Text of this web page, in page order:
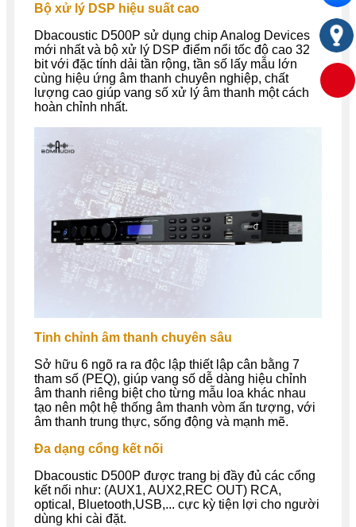
Bộ xử lý DSP hiệu suất cao
Dbacoustic D500P sử dụng chip Analog Devices
mới nhất và bộ xử lý DSP điểm nổi tốc độ cao 32
bit với đặc tính dải tần rộng, tần số lấy mẫu lớn
cùng hiệu ứng âm thanh chuyên nghiệp, chất
lượng cao giúp vang số xử lý âm thanh một cách
hoàn chỉnh nhất.
Tinh chỉnh âm thanh chuyên sâu
Sở hữu 6 ngõ ra ra độc lập thiết lập cân bằng 7
tham số (PEQ), giúp vang số dễ dàng hiệu chỉnh
âm thanh riêng biệt cho từng mẫu loa khác nhau
tạo nên một hệ thống âm thanh vòm ấn tượng, với
âm thanh trung thực, sống động và mạnh mẽ.
Đa dạng cổng kết nối
Dbacoustic D500P được trang bị đầy đủ các cổng
kết nối như: (AUX1, AUX2,REC OUT) RCA,
optical, Bluetooth,USB,... cực kỳ tiện lợi cho người
dùng khi cài đặt.